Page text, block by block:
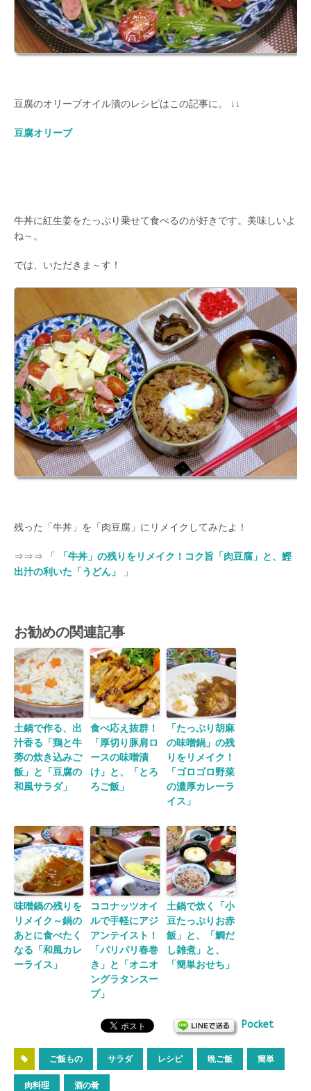
豆腐のオリーブオイル漬のレシピはこの記事に。 ↓↓
豆腐オリーブ
牛丼に紅生姜をたっぷり乗せて食べるのが好きです。美味しいよ
ね～。
では、いただきま～す！
残った「牛丼」を「肉豆腐」にリメイクしてみたよ！
⇒⇒⇒ 「
「牛丼」の残りをリメイク！コク旨「肉豆腐」と、鰹
出汁の利いた「うどん」
」
お勧めの関連記事
土鍋で作る、出
汁香る「鶏と牛
蒡の炊き込みご
飯」と「豆腐の
和風サラダ」
食べ応え抜群！
「厚切り豚肩ロ
ースの味噌漬
け」と、「とろ
ろご飯」
「たっぷり胡麻
の味噌鍋」の残
りをリメイク！
「ゴロゴロ野菜
の濃厚カレーラ
イス」
味噌鍋の残りを
リメイク～鍋の
あとに食べたく
なる「和風カレ
ーライス」
ココナッツオイ
ルで手軽にアジ
アンテイスト！
「パリパリ春巻
き」と「オニオ
ングラタンスー
プ」
土鍋で炊く「小
豆たっぷりお赤
飯」と、「鯛だ
し雑煮」と、
「簡単おせち」
Pocket
ご飯もの サラダ レシピ 晩ご飯 簡単
肉料理 酒の肴